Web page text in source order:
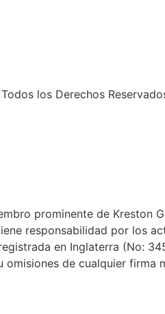
los Derechos
prominente de Kreston
responsabilidad por los
en Inglaterra (No:
de cualquier firma